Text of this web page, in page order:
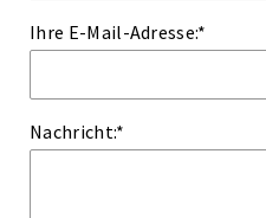
Ihre E-Mail-Adresse:*
Nachricht:*